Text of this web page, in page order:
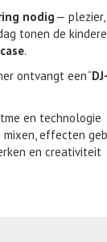
nodig —
tonen de
.
ontvangt een “
en technologie
mixen, effecten
en creativiteit